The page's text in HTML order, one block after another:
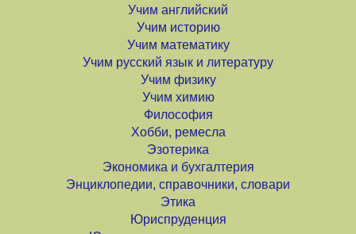
Учим английский
Учим историю
Учим математику
Учим русский язык и литературу
Учим физику
Учим химию
Философия
Хобби, ремесла
Эзотерика
Экономика и бухгалтерия
Энциклопедии, справочники, словари
Этика
Юриспруденция